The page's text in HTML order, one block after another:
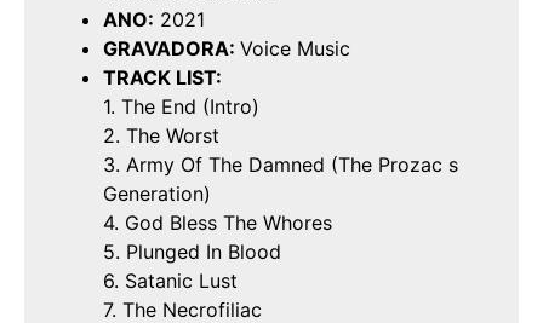
ANO: 2021
GRAVADORA: Voice Music
TRACK LIST:
1. The End (Intro)
2. The Worst
3. Army Of The Damned (The Prozac s
Generation)
4. God Bless The Whores
5. Plunged In Blood
6. Satanic Lust
7. The Necrofiliac